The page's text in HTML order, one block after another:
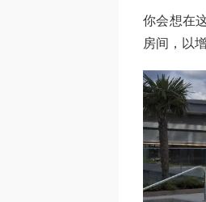
你会想在
房间，以